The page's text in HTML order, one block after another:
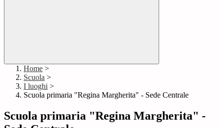
Home >
Scuola >
I luoghi >
Scuola primaria "Regina Margherita" - Sede Centrale
Scuola primaria "Regina Margherita" -